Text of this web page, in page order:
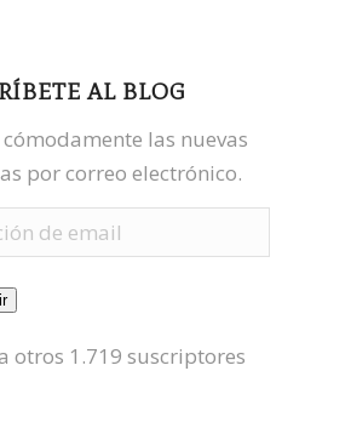
AL BLOG
cómodamente las nuevas
por correo electrónico.
otros 1.719 suscriptores